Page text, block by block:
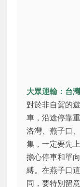
大眾運輸：台
對於非自駕的
車，沿途停靠
洛灣、燕子口
集，一定要先
擔心停車和單
縛。在燕子口
同，要特別留